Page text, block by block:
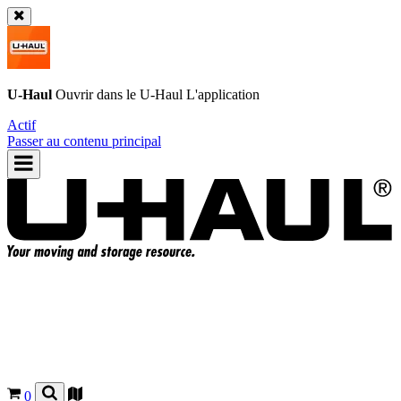
U-Haul Ouvrir dans le U-Haul L'application
Actif
Passer au contenu principal
0